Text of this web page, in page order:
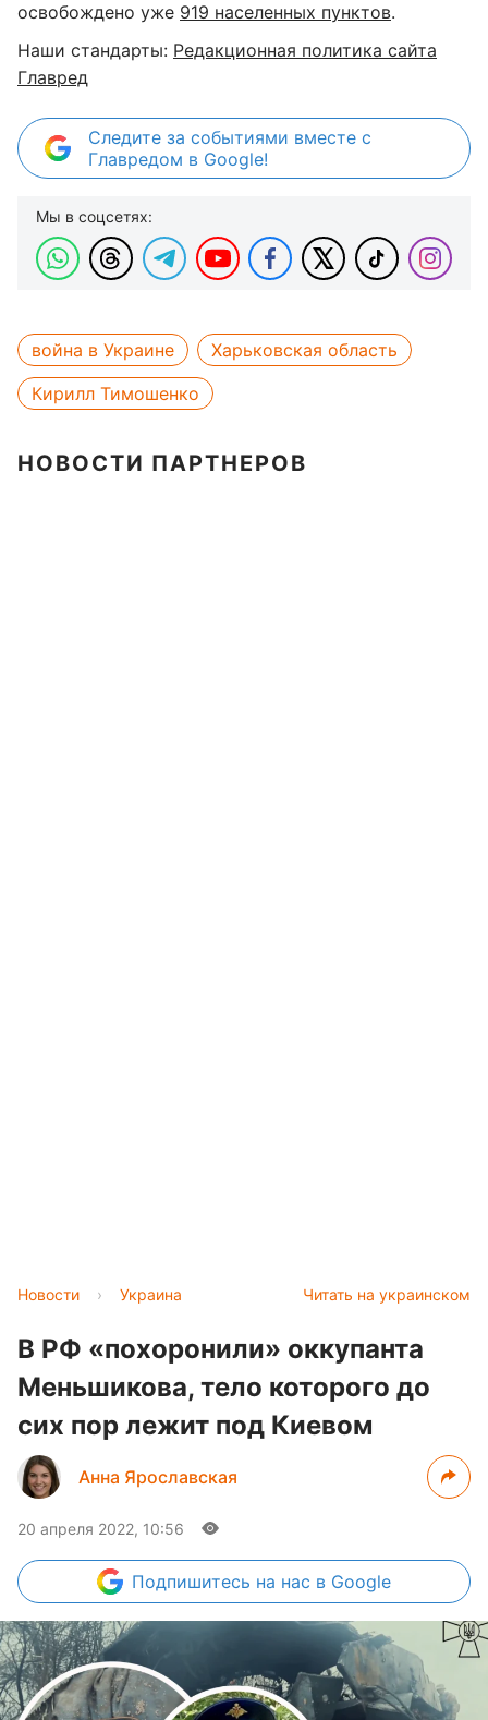
освобождено уже 919 населенных пунктов.
Наши стандарты: Редакционная политика сайта
Главред
Следите за событиями вместе с
Главредом в Google!
Мы в соцсетях:
война в Украине
Харьковская область
Кирилл Тимошенко
НОВОСТИ ПАРТНЕРОВ
Читать на украинском
Новости › Украина
В РФ «похоронили» оккупанта
Меньшикова, тело которого до
сих пор лежит под Киевом
Анна Ярославская
20 апреля 2022, 10:56
Подпишитесь на нас в Google